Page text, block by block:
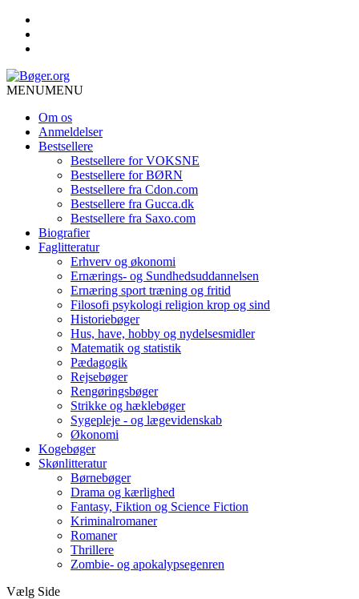
MENUMENU
Om os
Anmeldelser
Bestsellere
Bestsellere for VOKSNE
Bestsellere for BØRN
Bestsellere fra Cdon.com
Bestsellere fra Gucca.dk
Bestsellere fra Saxo.com
Biografier
Faglitteratur
Erhverv og økonomi
Ernærings- og Sundhedsuddannelsen
Ernæring sport træning og fritid
Filosofi psykologi religion krop og sind
Historiebøger
Hus, have, hobby og nydelsesmidler
Matematik og statistik
Pædagogik
Rejsebøger
Rengøringsbøger
Strikke og hæklebøger
Sygepleje - og lægevidenskab
Økonomi
Kogebøger
Skønlitteratur
Børnebøger
Drama og kærlighed
Fantasy, Fiktion og Science Fiction
Kriminalromaner
Romaner
Thrillere
Zombie- og apokalypsegenren
Vælg Side